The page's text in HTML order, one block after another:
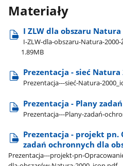
Materiały
I ZLW dla obszaru
I-ZLW-dla-obszaru-Natura-
1.89MB
Prezentacja - sieć Natura
Prezentacja---sieć-Natura-
Prezentacja - Plany
Prezentacja---Plany-zadań-
Prezentacja - projekt pn.
zadań ochronnych dla
Prezentacja---projekt-pn-